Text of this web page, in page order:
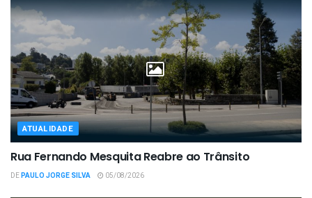
ATUALIDADE
Rua Fernando Mesquita Reabre ao Trânsito
DEPAULO JORGE SILVA 05/08/2026